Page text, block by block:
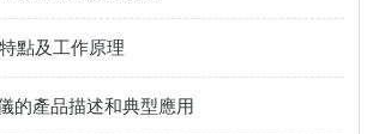
點及工作原理
的產品描述和典型應用